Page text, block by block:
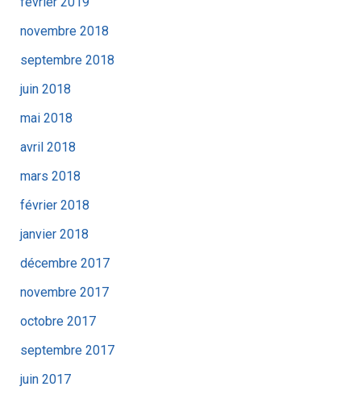
novembre 2018
septembre 2018
juin 2018
mai 2018
avril 2018
mars 2018
février 2018
janvier 2018
décembre 2017
novembre 2017
octobre 2017
septembre 2017
juin 2017